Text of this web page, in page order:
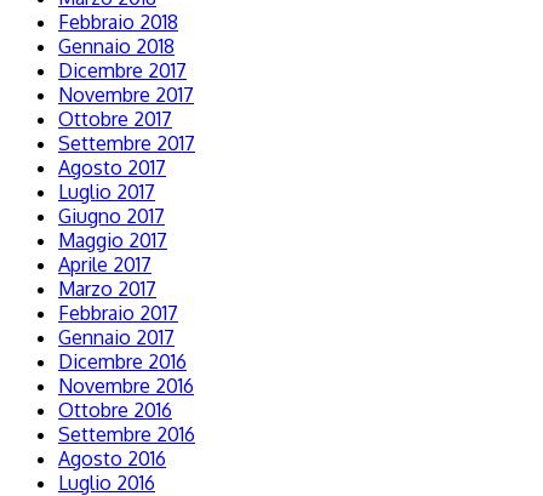
Febbraio 2018
Gennaio 2018
Dicembre 2017
Novembre 2017
Ottobre 2017
Settembre 2017
Agosto 2017
Luglio 2017
Giugno 2017
Maggio 2017
Aprile 2017
Marzo 2017
Febbraio 2017
Gennaio 2017
Dicembre 2016
Novembre 2016
Ottobre 2016
Settembre 2016
Agosto 2016
Luglio 2016